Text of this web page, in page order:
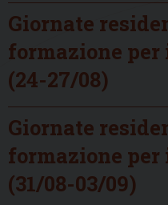
Giornate
formazione per
(24-27/08)
Giornate
formazione per
(31/08-03/09)